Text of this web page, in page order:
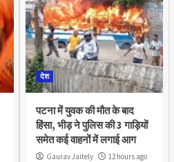
देश
पटना में युवक की मौत के बाद
हिंसा, भीड़ ने पुलिस की 3 गाड़ियों
समेत कई वाहनों में लगाई आग
Gaurav Jaitely
12 hours ago